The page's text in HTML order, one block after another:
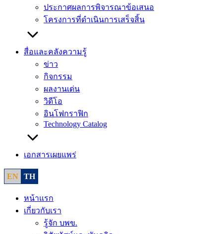
ประกาศผลการพิจารณาข้อเสนอ
โครงการที่ดำเนินการเสร็จสิ้น
สื่อและคลังความรู้
ข่าว
กิจกรรม
ผลงานเด่น
วิดีโอ
อินโฟกราฟิก
Technology Catalog
เอกสารเผยแพร่
EN TH
หน้าแรก
เกี่ยวกับเรา
รู้จัก บพข.